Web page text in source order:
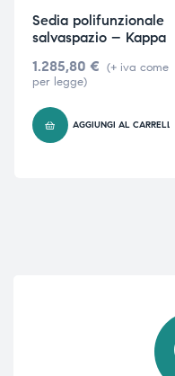
Sedia polifunzionale
salvaspazio – Kappa
1.285,80 € (+ iva come
per legge)
AGGIUNGI AL CARRELLO